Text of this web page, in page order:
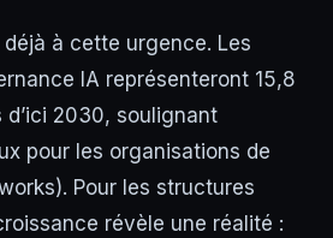
à cette urgence. Les
IA représenteront 15,8
d’ici 2030, soulignant
pour les organisations de
Pour les structures
révèle une réalité :